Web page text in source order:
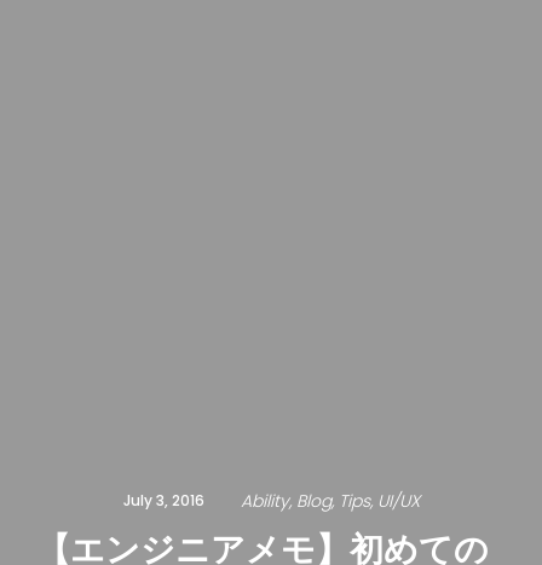
July 3, 2016 Ability Blog Tips UI/UX
【エンジニアメモ】初めての